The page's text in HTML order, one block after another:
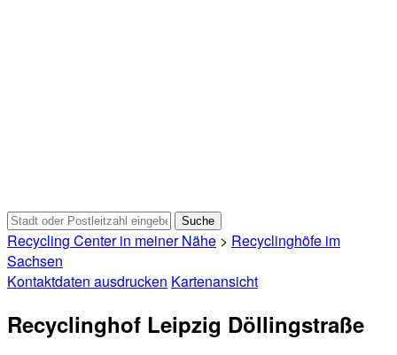
Recycling Center in meiner Nähe > Recyclinghöfe im
Sachsen
Kontaktdaten ausdrucken Kartenansicht
Recyclinghof Leipzig Döllingstraße